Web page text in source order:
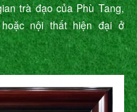
trà đạo của Phù Tang,
nội thất hiện đại ở